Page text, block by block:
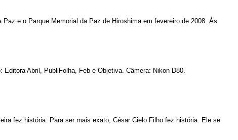
e o Parque Memorial da Paz de Hiroshima em fevereiro de 2008. Às
Abril, PubliFolha, Feb e Objetiva. Câmera: Nikon D80.
fez história. Para ser mais exato, César Cielo Filho fez história. Ele se